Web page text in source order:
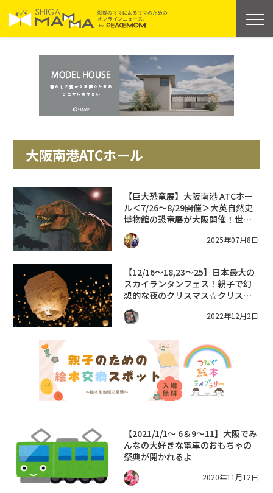
大阪南港ATCホール
【巨大恐竜展】大阪南港 ATCホー
ル＜7/26〜8/29開催＞大英自然史
博物館の恐竜展が大阪開催！世界
最大級の巨大竜脚類パタゴティタ
ンの全身復元骨格も関西初公開！
2025年07月8日
【12/16〜18,23〜25】日本最大の
スカイランタンフェス！親子で幻
想的な夜のクリスマス☆クリスマ
スマーケットやライブも♪大阪、
京都にて開催！
2022年12月2日
【2021/1/1～ 6＆9～11】大阪でみ
んなの大好きな電車のおもちゃの
祭典が開かれるよ
2020年11月12日